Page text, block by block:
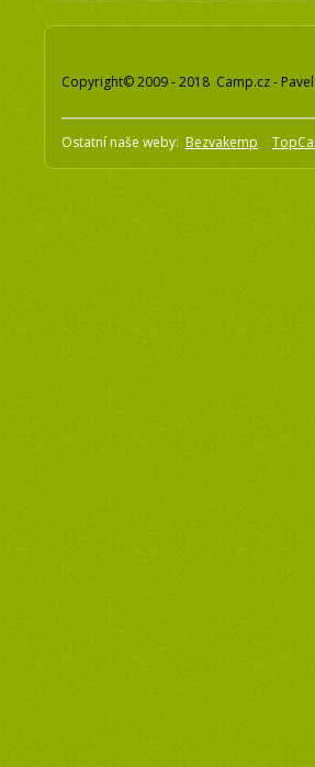
Copyright© 2009 - 2018 Camp.cz -
Ostatní naše weby: Bezvakemp